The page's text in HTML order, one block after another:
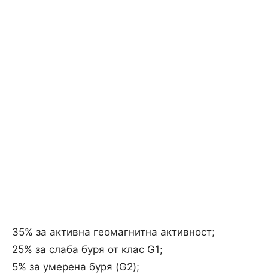
35% за активна геомагнитна активност;
25% за слаба буря от клас G1;
5% за умерена буря (G2);